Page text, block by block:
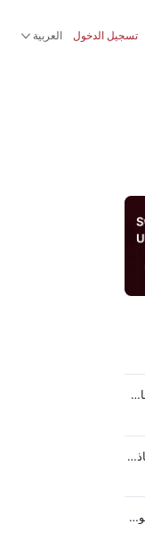
تسجيل الدخول العربية
ما هي عملة غواتيمالا؟ رؤى الفوركس لعام ٢٠٢٥
ما هي العملة التي تستخدمها اليابان ولماذا يحبها المتداولون؟
ما هي العملة المستخدمة في أيرلندا: اليورو أم البونط؟